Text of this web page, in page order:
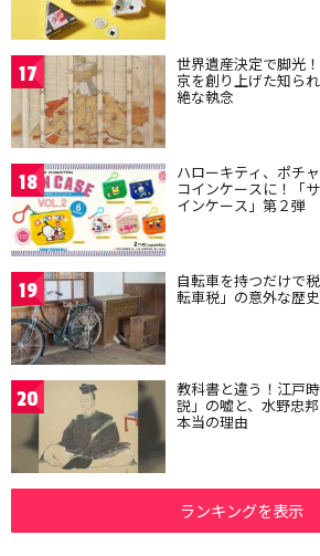
17 世界遺産決定で脚光
京を創り上げた知ら
絶な執念
18 ハローキティ、ポチ
コインケースに！「
インケース」第２弾
19 自転車を持つだけで
転車税」の意外な歴
20 教科書と違う！江戸
説」の嘘と、水野忠
本当の理由
ランキングを表示